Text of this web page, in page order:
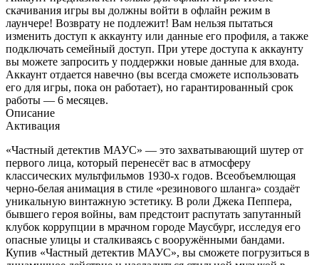
скачивания игры вы должны войти в офлайн режим в
лаунчере! Возврату не подлежит! Вам нельзя пытаться
изменить доступ к аккаунту или данные его профиля, а также
подключать семейный доступ. При утере доступа к аккаунту
вы можете запросить у поддержки новые данные для входа.
Аккаунт отдается навечно (вы всегда сможете использовать
его для игры, пока он работает), но гарантированный срок
работы — 6 месяцев.
Описание
Активация
«Частный детектив МАУС» — это захватывающий шутер от
первого лица, который перенесёт вас в атмосферу
классических мультфильмов 1930-х годов. Всеобъемлющая
черно-белая анимация в стиле «резинового шланга» создаёт
уникальную винтажную эстетику. В роли Джека Пеппера,
бывшего героя войны, вам предстоит распутать запутанный
клубок коррупции в мрачном городе Маусбург, исследуя его
опасные улицы и сталкиваясь с вооружёнными бандами.
Купив «Частный детектив МАУС», вы сможете погрузиться в